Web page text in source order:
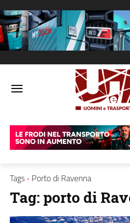
Tags Porto di Ravenna
Tag: porto di